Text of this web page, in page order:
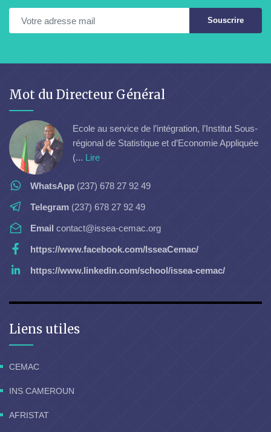
Souscrire
Mot du Directeur Général
Ecole au service de l’intégration, l’Institut Sous-
régional de Statistique et d’Economie Appliquée
(... Lire
WhatsApp (237) 678 27 92 49
Telegram (237) 678 27 92 49
Email contact@issea-cemac.org
https://www.facebook.com/IsseaCemac/
https://www.linkedin.com/school/issea-cemac/
Liens utiles
CEMAC
INS CAMEROUN
AFRISTAT